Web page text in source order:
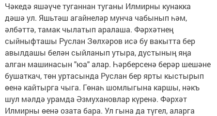
Чәкедә яшәүче туганнан туганы Илмирны кунакка
дәшә ул. Яшьтәш агайнеләр мунча чабынып һәм,
әлбәттә, тамак чылатып аралаша. Фәрхәтнең
сыйныфташы Руслан Зөлхәров исә бу вакытта бер
авылдашы белән сыйланып утыра, дустының яңа
алган машинасын "юа" алар. Һәрберсенә берәр шешәне
бушаткач, төн уртасында Руслан бер ярты кыстырып
өенә кайтырга чыга. Гөнаһ шомлыгына каршы, нәкъ
шул мәлдә урамда Әзмухановлар күренә. Фәрхәт
Илмирны өенә озата бара. Ул гына да түгел, аларга